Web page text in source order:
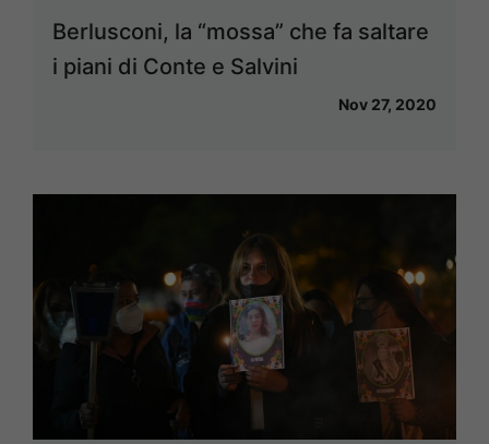
Berlusconi, la “mossa” che fa saltare
i piani di Conte e Salvini
Nov 27, 2020